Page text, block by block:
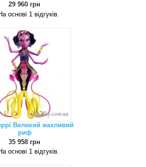
29 960 грн
Великий жахливий
риф
35 958 грн